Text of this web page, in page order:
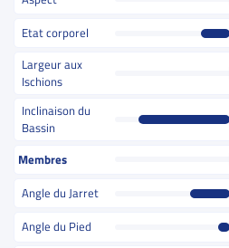
Etat corporel
Largeur aux
Ischions
Inclinaison du
Bassin
Membres
Angle du Jarret
Angle du Pied